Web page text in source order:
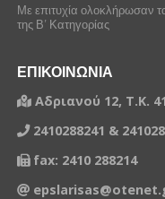
Με επιτυχία ολοκλήρωσαν
της Β’ Κατηγορίας
ΕΠΙΚΟΙΝΩΝΙΑ
Αδριανού 12, Τ.Κ.
2410288241 &
fax: 2410 288214